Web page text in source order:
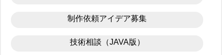
制作依頼アイデア募集
技術相談（JAVA版）